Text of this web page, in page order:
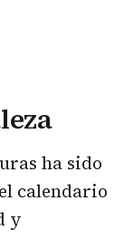
ha sido
calendario
y